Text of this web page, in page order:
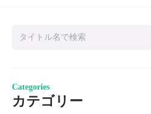
Categories
カテゴリー